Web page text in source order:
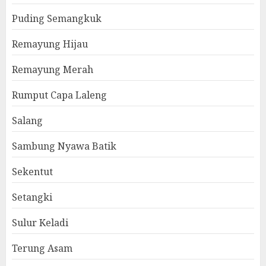
Puding Semangkuk
Remayung Hijau
Remayung Merah
Rumput Capa Laleng
Salang
Sambung Nyawa Batik
Sekentut
Setangki
Sulur Keladi
Terung Asam